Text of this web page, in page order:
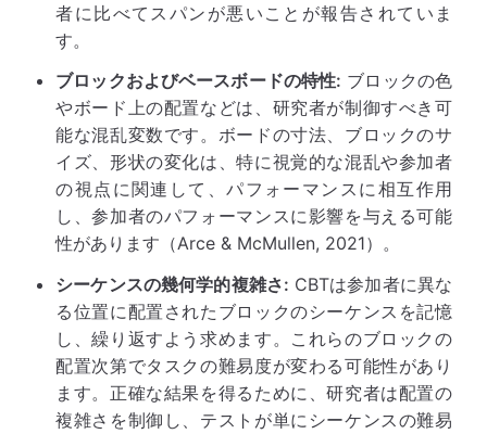
者に比べてスパンが悪いことが報告されていま
す。
ブロックおよびベースボードの特性: ブロックの色
やボード上の配置などは、研究者が制御すべき可
能な混乱変数です。ボードの寸法、ブロックのサ
イズ、形状の変化は、特に視覚的な混乱や参加者
の視点に関連して、パフォーマンスに相互作用
し、参加者のパフォーマンスに影響を与える可能
性があります（Arce & McMullen, 2021）。
シーケンスの幾何学的複雑さ: CBTは参加者に異な
る位置に配置されたブロックのシーケンスを記憶
し、繰り返すよう求めます。これらのブロックの
配置次第でタスクの難易度が変わる可能性があり
ます。正確な結果を得るために、研究者は配置の
複雑さを制御し、テストが単にシーケンスの難易